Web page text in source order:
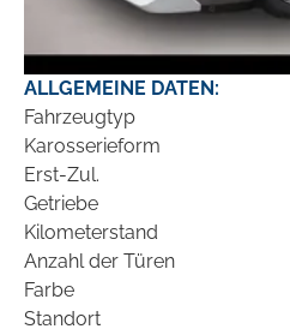
ALLGEMEINE DATEN:
Fahrzeugtyp
Karosserieform
Erst-Zul.
Getriebe
Kilometerstand
Anzahl der Türen
Farbe
Standort